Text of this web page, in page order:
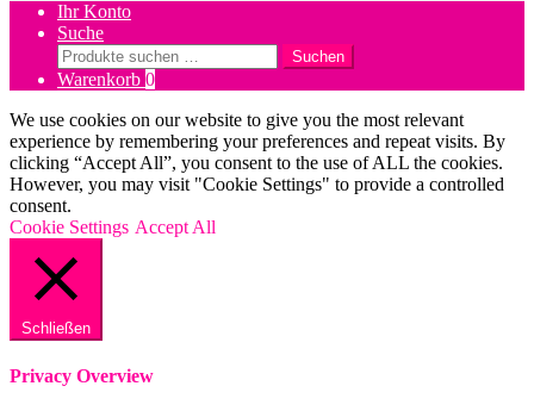
Ihr Konto
Suche
Suchen
nach:
Suchen
Warenkorb 0
We use cookies on our website to give you the most relevant
experience by remembering your preferences and repeat visits. By
clicking “Accept All”, you consent to the use of ALL the cookies.
However, you may visit "Cookie Settings" to provide a controlled
consent.
Cookie Settings Accept All
Schließen
Privacy Overview